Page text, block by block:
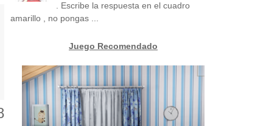
. Escribe la respuesta en el cuadro
amarillo , no pongas ...
Juego Recomendado